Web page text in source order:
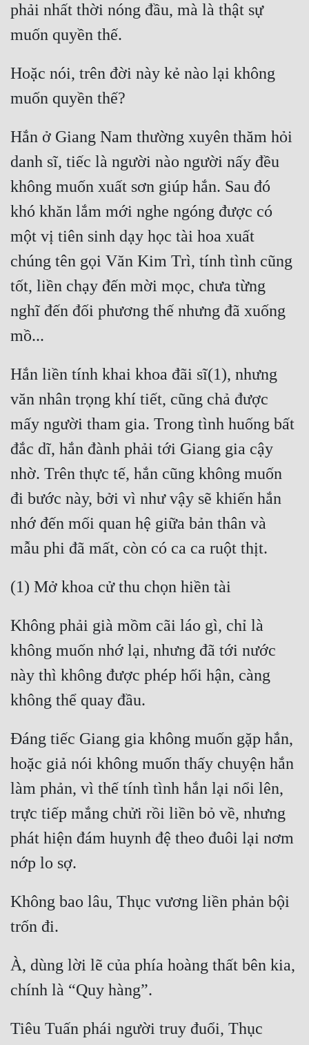
phải nhất thời nóng đầu, mà là thật sự
Hoặc nói, trên đời này kẻ nào lại không
Hắn ở Giang Nam thường xuyên thăm hỏi
danh sĩ, tiếc là người nào người nấy đều
không muốn xuất sơn giúp hắn. Sau đó
khó khăn lắm mới nghe ngóng được có
một vị tiên sinh dạy học tài hoa xuất
chúng tên gọi Văn Kim Trì, tính tình cũng
tốt, liền chạy đến mời mọc, chưa từng
nghĩ đến đối phương thế nhưng đã xuống
Hắn liền tính khai khoa đãi sĩ(1), nhưng
văn nhân trọng khí tiết, cũng chả được
mấy người tham gia. Trong tình huống bất
đắc dĩ, hắn đành phải tới Giang gia cậy
nhờ. Trên thực tế, hắn cũng không muốn
đi bước này, bởi vì như vậy sẽ khiến hắn
nhớ đến mối quan hệ giữa bản thân và
Không phải già mồm cãi láo gì, chỉ là
không muốn nhớ lại, nhưng đã tới nước
này thì không được phép hối hận, càng
Đáng tiếc Giang gia không muốn gặp hắn,
hoặc giả nói không muốn thấy chuyện hắn
làm phản, vì thế tính tình hắn lại nổi lên,
trực tiếp mắng chửi rồi liền bỏ về, nhưng
phát hiện đám huynh đệ theo đuôi lại nơm
Không bao lâu, Thục vương liền phản bội
À, dùng lời lẽ của phía hoàng thất bên kia,
Tiêu Tuấn phái người truy đuổi, Thục